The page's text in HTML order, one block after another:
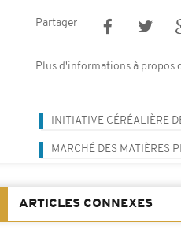
Partager
Plus d'informations à propos
INITIATIVE CÉRÉALIÈRE
MARCHÉ DES MATIÈRES
ARTICLES CONNEXES